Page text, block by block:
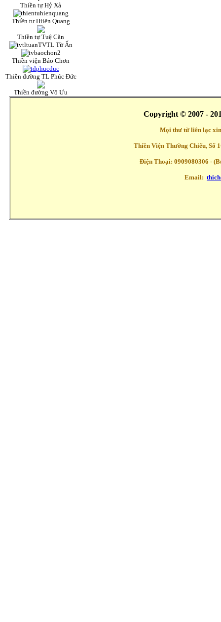
Thiền tự Hỷ Xả
Thiền tự Hiiện Quang
Thiền tự Tuệ Căn
TVTL Từ Ấn
Thiền viện Bảo Chơn
Thiền đường TL Phúc Đức
Thiền đường Vô Ưu
Copyright © 2007 -
Mọi thư từ liên lạc
Thiền Viện Thường Chiếu, Số
Điện Thoại: 0909080306 -
Email: